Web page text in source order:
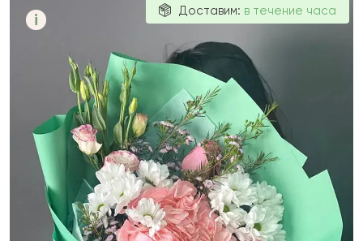
i
Без
слов
Доставим: в течение часа